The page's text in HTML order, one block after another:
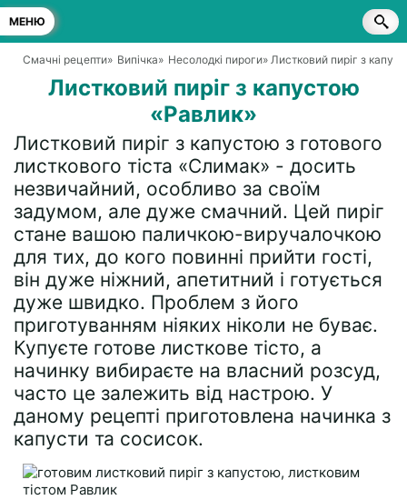
МЕНЮ
Смачні рецепти» Випічка» Несолодкі пироги» Листковий пиріг з
Листковий пиріг з капустою
«Равлик»
Листковий пиріг з капустою з готового
листкового тіста «Слимак» - досить
незвичайний, особливо за своїм
задумом, але дуже смачний. Цей пиріг
стане вашою паличкою-виручалочкою
для тих, до кого повинні прийти гості,
він дуже ніжний, апетитний і готується
дуже швидко. Проблем з його
приготуванням ніяких ніколи не буває.
Купуєте готове листкове тісто, а
начинку вибираєте на власний розсуд,
часто це залежить від настрою. У
даному рецепті приготовлена начинка з
капусти та сосисок.